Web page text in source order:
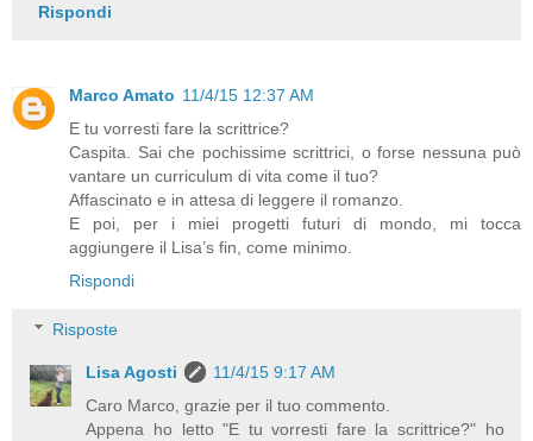
Rispondi
Marco Amato 11/4/15 12:37 AM
E tu vorresti fare la scrittrice?
Caspita. Sai che pochissime scrittrici, o forse nessuna può
vantare un curriculum di vita come il tuo?
Affascinato e in attesa di leggere il romanzo.
E poi, per i miei progetti futuri di mondo, mi tocca
aggiungere il Lisa’s fin, come minimo.
Rispondi
Risposte
Lisa Agosti
11/4/15 9:17 AM
Caro Marco, grazie per il tuo commento.
Appena ho letto "E tu vorresti fare la scrittrice?" ho